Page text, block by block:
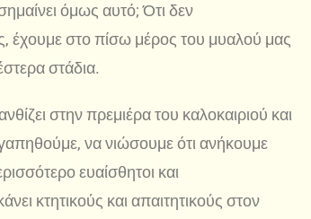
όμως αυτό; Ότι δεν
στο πίσω μέρος του μυαλού μας
στάδια.
στην πρεμιέρα του καλοκαιριού και
να νιώσουμε ότι ανήκουμε
ευαίσθητοι και
κτητικούς και απαιτητικούς στον